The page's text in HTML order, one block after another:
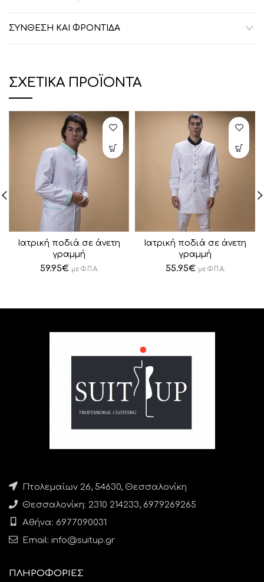
ΣΎΝΘΕΣΗ ΚΑΙ ΦΡΟΝΤΊΔΑ
ΣΧΕΤΙΚΆ ΠΡΟΪΌΝΤΑ
Ιατρική ποδιά σε άνετη
γραμμή
59.95€ με Φ.Π.Α.
Ιατρική ποδιά σε άνετη
γραμμή
55.95€ με Φ.Π.Α.
Πτολεμαίων 26, 54630, Θεσσαλονίκη
Θεσσαλονίκη: 2310 214233, 6979269265
Αθήνα: 6977090031
Email: info@suitup.gr
ΠΛΗΡΟΦΟΡΙΕΣ